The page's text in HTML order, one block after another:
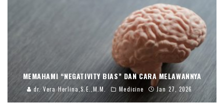
MEMAHAMI “NEGATIVITY BIAS” DAN CARA MELAWANNYA
dr. Vera Herlina,S.E.,M.M. Medicine Jan 27, 2026